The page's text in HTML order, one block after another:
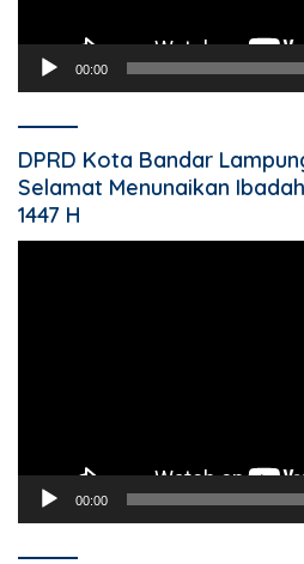
00:00
DPRD Kota Bandar
Selamat Menunaikan
1447 H
00:00